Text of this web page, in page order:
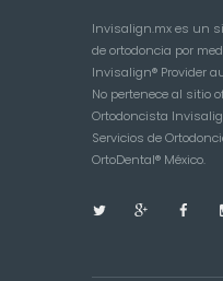
Invisalign.mx es un
de ortodoncia por
Invisalign® Provider
No pertenece al sitio
Ortodoncista
Servicios de
OrtoDental® México.